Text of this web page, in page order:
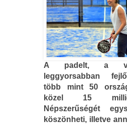
A padelt, a
leggyorsabban
több mint 50
közel 15
Népszerűségét
köszönheti, illetve